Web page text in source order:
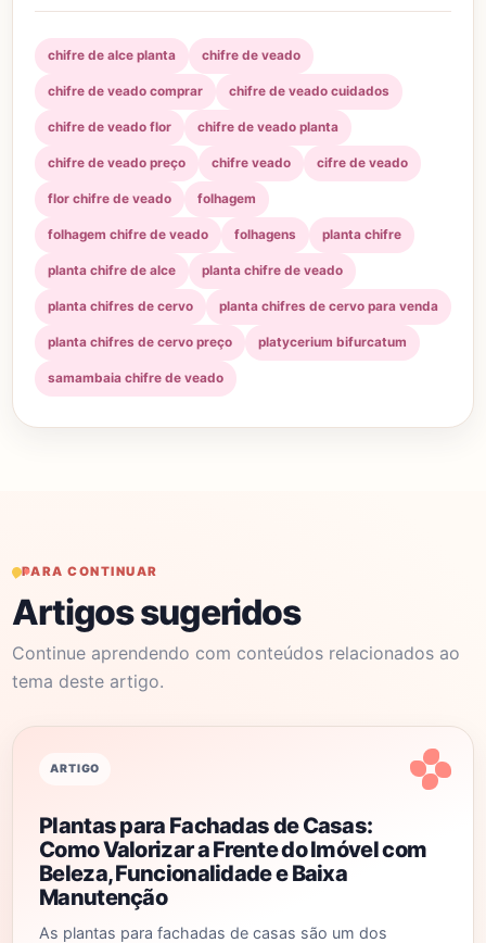
chifre de alce planta chifre de veado
chifre de veado comprar chifre de veado cuidados
chifre de veado flor chifre de veado planta
chifre de veado preço chifre veado cifre de veado
flor chifre de veado folhagem
folhagem chifre de veado folhagens planta chifre
planta chifre de alce planta chifre de veado
planta chifres de cervo planta chifres de cervo para venda
planta chifres de cervo preço platycerium bifurcatum
samambaia chifre de veado
PARA CONTINUAR
Artigos sugeridos
Continue aprendendo com conteúdos relacionados ao
tema deste artigo.
ARTIGO
Plantas para Fachadas de Casas:
Como Valorizar a Frente do Imóvel com
Beleza, Funcionalidade e Baixa
Manutenção
As plantas para fachadas de casas são um dos